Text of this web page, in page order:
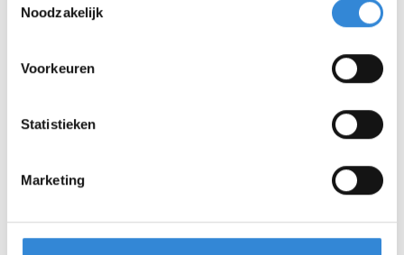
Noodzakelijk
Voorkeuren
Statistieken
Marketing
Expertise uitdragen bij regionale en landelijke
etc.).
Het Expertiseteam LVB & Verslaving is beschikbaar
ontwikkelingen op het gebied van verslavingszorg,